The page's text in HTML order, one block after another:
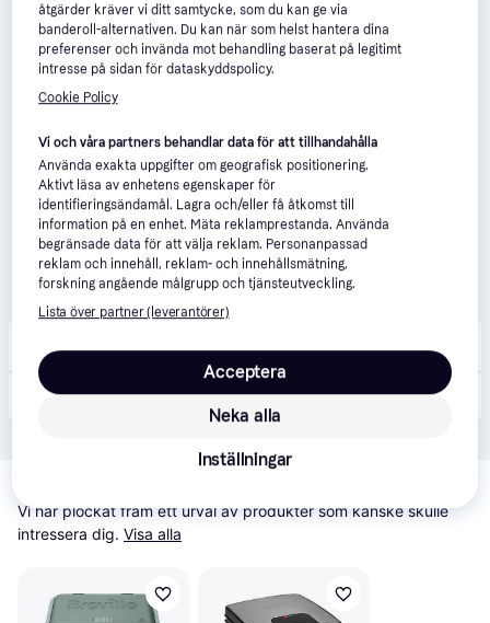
Fri frakt
3 in 1 Deep Fill Snack Maker 24540-56 879 kr
Relaterade produkter
Vi har plockat fram ett urval av produkter som kanske skulle
intressera dig. Visa alla
åtgärder kräver vi ditt samtycke, som du kan ge via
banderoll-alternativen. Du kan när som helst hantera dina
preferenser och invända mot behandling baserat på legitimt
intresse på sidan för dataskyddspolicy.
Cookie Policy
Vi och våra partners behandlar data för att tillhandahålla
Använda exakta uppgifter om geografisk positionering.
Aktivt läsa av enhetens egenskaper för
identifieringsändamål. Lagra och/eller få åtkomst till
information på en enhet. Mäta reklamprestanda. Använda
begränsade data för att välja reklam. Personanpassad
reklam och innehåll, reklam- och innehållsmätning,
forskning angående målgrupp och tjänsteutveckling.
Lista över partner (leverantörer)
Neka alla
Acceptera
Inställningar